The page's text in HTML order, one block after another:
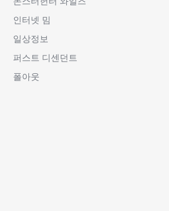
인터넷 밈
일상정보
퍼스트 디센던트
폴아웃